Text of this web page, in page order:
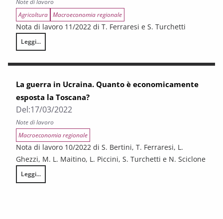
Note di lavoro
Agricoltura Macroeconomia regionale
Nota di lavoro 11/2022 di T. Ferraresi e S. Turchetti
Leggi...
L’esposizione del sistema agroalimentare toscano alla guerra in
La guerra in Ucraina. Quanto è economicamente
esposta la Toscana?
Del:17/03/2022
Note di lavoro
Macroeconomia regionale
Nota di lavoro 10/2022 di S. Bertini, T. Ferraresi, L.
Ghezzi, M. L. Maitino, L. Piccini, S. Turchetti e N. Sciclone
Leggi...
La guerra in Ucraina. Quanto è economicamente esposta la Toscana?